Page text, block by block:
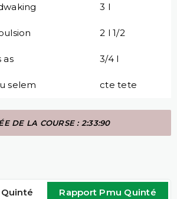
3 l
2 l 1/2
as 3/4 l
selem cte tete
DE LA COURSE : 2:33:90
Rapport Pmu Quinté